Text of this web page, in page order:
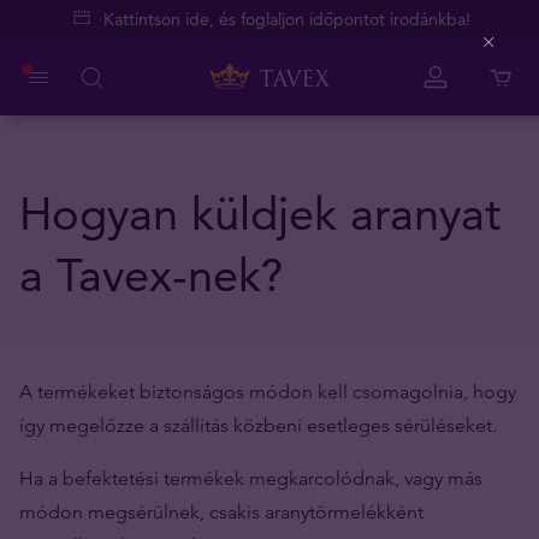
Kattintson ide, és foglaljon időpontot irodánkba!
Hogyan küldjek aranyat
a Tavex-nek?
A termékeket biztonságos módon kell csomagolnia, hogy
így megelőzze a szállítás közbeni esetleges sérüléseket.
Ha a befektetési termékek megkarcolódnak, vagy más
módon megsérülnek, csakis aranytörmelékként
Close